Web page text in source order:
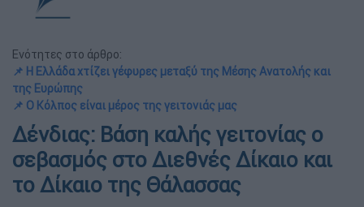
Ενότητες στο άρθρο:
📌 Η Ελλάδα χτίζει γέφυρες μεταξύ της Μέσης Ανατολής και
της Ευρώπης
📌 Ο Κόλπος είναι μέρος της γειτονιάς μας
Δένδιας: Βάση καλής γειτονίας ο
σεβασμός στο Διεθνές Δίκαιο και
το Δίκαιο της Θάλασσας